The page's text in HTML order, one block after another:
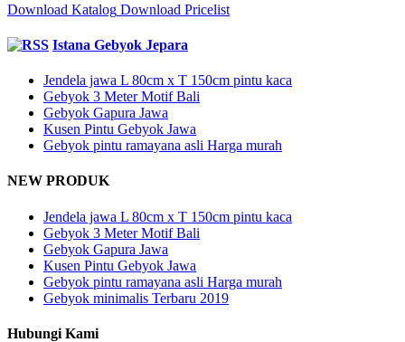
Download Katalog Download Pricelist
Istana Gebyok Jepara
Jendela jawa L 80cm x T 150cm pintu kaca
Gebyok 3 Meter Motif Bali
Gebyok Gapura Jawa
Kusen Pintu Gebyok Jawa
Gebyok pintu ramayana asli Harga murah
NEW PRODUK
Jendela jawa L 80cm x T 150cm pintu kaca
Gebyok 3 Meter Motif Bali
Gebyok Gapura Jawa
Kusen Pintu Gebyok Jawa
Gebyok pintu ramayana asli Harga murah
Gebyok minimalis Terbaru 2019
Hubungi Kami